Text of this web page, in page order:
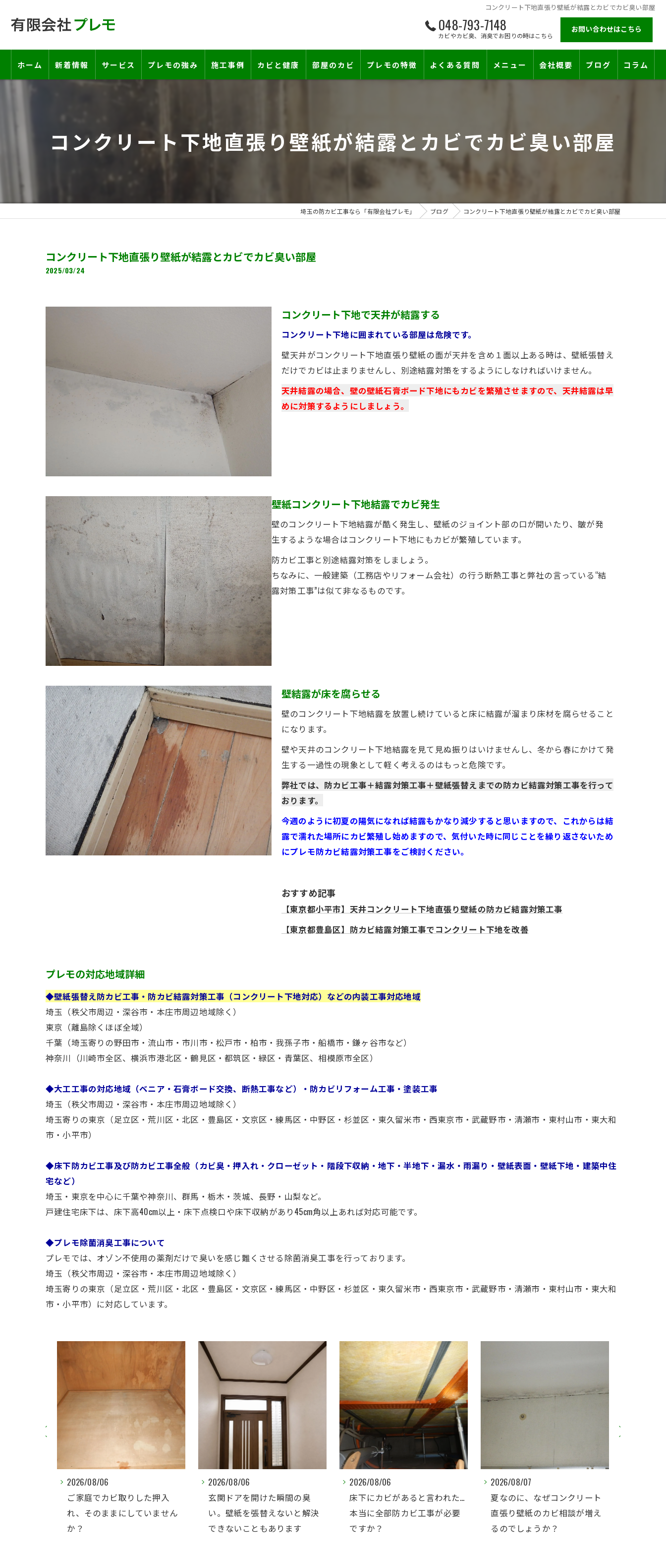
コンクリート下地直張り壁紙が結露とカビでカビ臭い部屋
048-793-7148
カビやカビ臭、消臭でお困りの時はこちら
お問い合わせはこちら
ホーム 新着情報 サービス プレモの強み 施工事例 カビと健康 部屋のカビ
壁紙カビ・壁紙下地のカビ
『またか…』の天井結露クレームに終止符を。賃貸オーナー様が最後に頼る専門工事
半地下・地下室のカビ
押入れ・収納・クローゼットのカビ
プレモの特徴
漏水事故のカビ
部屋の除菌消臭
よくある質問 メニュー 会社概要 ブログ コラム
コンクリート下地直張り壁紙が結露とカビでカビ臭い部屋
埼玉の防カビ工事なら「有限会社プレモ」 ブログ コンクリート下地直張り壁紙が結露とカビでカビ臭い部屋
コンクリート下地直張り壁紙が結露とカビでカビ臭い部屋
2025/03/24
コンクリート下地で天井が結露する
コンクリート下地に囲まれている部屋は危険です。
壁天井がコンクリート下地直張り壁紙の面が天井を含め１面以上ある時は、壁紙張替え
だけでカビは止まりませんし、別途結露対策をするようにしなければいけません。
天井結露の場合、壁の壁紙石膏ボード下地にもカビを繁殖させますので、天井結露は早
めに対策するようにしましょう。
壁紙コンクリート下地結露でカビ発生
壁のコンクリート下地結露が酷く発生し、壁紙のジョイント部の口が開いたり、皺が発
生するような場合はコンクリート下地にもカビが繁殖しています。
防カビ工事と別途結露対策をしましょう。
ちなみに、一般建築（工務店やリフォーム会社）の行う断熱工事と弊社の言っている“結
露対策工事”は似て非なるものです。
壁結露が床を腐らせる
壁のコンクリート下地結露を放置し続けていると床に結露が溜まり床材を腐らせること
になります。
壁や天井のコンクリート下地結露を見て見ぬ振りはいけませんし、冬から春にかけて発
生する一過性の現象として軽く考えるのはもっと危険です。
弊社では、防カビ工事＋結露対策工事＋壁紙張替えまでの防カビ結露対策工事を行って
おります。
今週のように初夏の陽気になれば結露もかなり減少すると思いますので、これからは結
露で濡れた場所にカビ繁殖し始めますので、気付いた時に同じことを繰り返さないため
にプレモ防カビ結露対策工事をご検討ください。
おすすめ記事
【東京都小平市】天井コンクリート下地直張り壁紙の防カビ結露対策工事
【東京都豊島区】防カビ結露対策工事でコンクリート下地を改善
プレモの対応地域詳細
◆壁紙張替え防カビ工事・防カビ結露対策工事（コンクリート下地対応）などの内装工事対応地域
埼玉（秩父市周辺・深谷市・本庄市周辺地域除く）
東京（離島除くほぼ全域）
千葉（埼玉寄りの野田市・流山市・市川市・松戸市・柏市・我孫子市・船橋市・鎌ヶ谷市など）
神奈川（川崎市全区、横浜市港北区・鶴見区・都筑区・緑区・青葉区、相模原市全区）
◆大工工事の対応地域（ベニア・石膏ボード交換、断熱工事など）・防カビリフォーム工事・塗装工事
埼玉（秩父市周辺・深谷市・本庄市周辺地域除く）
埼玉寄りの東京（足立区・荒川区・北区・豊島区・文京区・練馬区・中野区・杉並区・東久留米市・西東京市・武蔵野市・清瀬市・東村山市・東大和
市・小平市）
◆床下防カビ工事及び防カビ工事全般（カビ臭・押入れ・クローゼット・階段下収納・地下・半地下・漏水・雨漏り・壁紙表面・壁紙下地・建築中住
宅など）
埼玉・東京を中心に千葉や神奈川、群馬・栃木・茨城、長野・山梨など。
戸建住宅床下は、床下高40cm以上・床下点検口や床下収納があり45cm角以上あれば対応可能です。
◆プレモ除菌消臭工事について
プレモでは、オゾン不使用の薬剤だけで臭いを感じ難くさせる除菌消臭工事を行っております。
埼玉（秩父市周辺・深谷市・本庄市周辺地域除く）
埼玉寄りの東京（足立区・荒川区・北区・豊島区・文京区・練馬区・中野区・杉並区・東久留米市・西東京市・武蔵野市・清瀬市・東村山市・東大和
市・小平市）に対応しています。
2026/08/06
ご家庭でカビ取りした押入
れ、そのままにしていません
か？
2026/08/06
玄関ドアを開けた瞬間の臭
い。壁紙を張替えないと解決
できないこともあります
2026/08/06
床下にカビがあると言われた…
本当に全部防カビ工事が必要
ですか？
2026/08/07
夏なのに、なぜコンクリート
直張り壁紙のカビ相談が増え
るのでしょうか？